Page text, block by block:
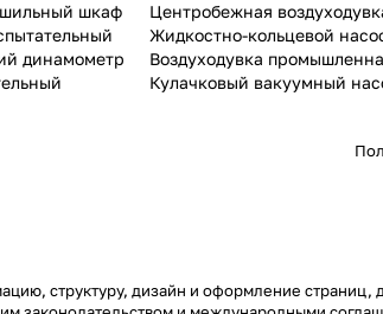
шкаф
динамометр
Центробежная
Жидкостно-кольцевой
Воздуходувка
Кулачковый вакуумный
структуру, дизайн и оформление